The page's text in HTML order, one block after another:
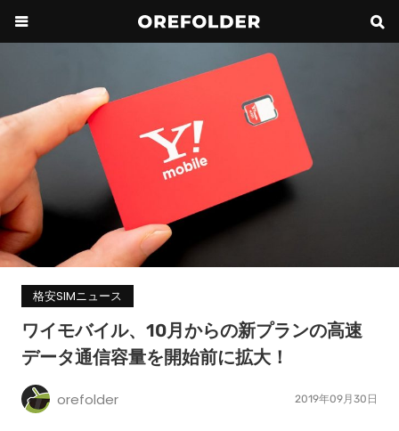
格安SIMニュース
ワイモバイル、10月からの新プランの高速
データ通信容量を開始前に拡大！
orefolder 2019年09月30日